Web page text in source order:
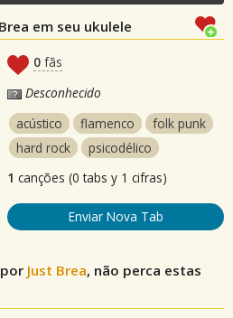
em seu ukulele
0 fãs
Desconhecido
acústico
flamenco
folk punk
hard rock
psicodélico
1 canções (0 tabs y 1 cifras)
Enviar Nova Tab
Just Brea, não perca estas